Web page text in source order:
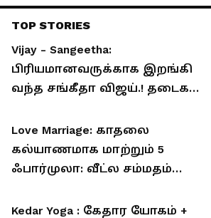
TOP STORIES
Vijay - Sangeetha:
பிரியமானவருக்காக இறங்கி
வந்த சங்கீதா விஜய்.! தடைகளை
சேர்த்தது யார் தெரியுமா?!
Love Marriage: காதலை
கல்யாணமாக மாற்றும் 5
ஃபார்முலா: வீட்ல சம்மதம்
Kedar Yoga : கேதார யோகம் +